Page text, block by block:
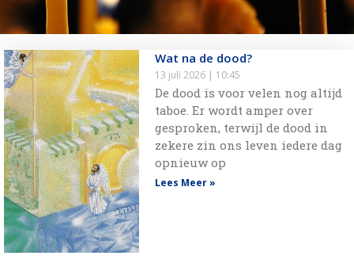
Wat na de dood?
13 juli 2026 10:45
De dood is voor velen nog altijd
taboe. Er wordt amper over
gesproken, terwijl de dood in
zekere zin ons leven iedere dag
opnieuw op
Lees Meer »